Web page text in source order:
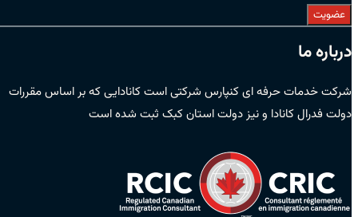
عضویت
درباره ما
شرکت خدمات حرفه ای کنپارس شرکتی است کانادایی که بر اساس مقررات
دولت فدرال کانادا و نیز دولت استان کبک ثبت شده است